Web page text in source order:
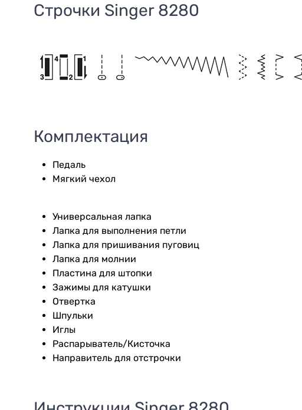
Строчки Singer 8280
Комплектация
Педаль
Мягкий чехол
Универсальная лапка
Лапка для выполнения петли
Лапка для пришивания пуговиц
Лапка для молнии
Пластина для штопки
Зажимы для катушки
Отвертка
Шпульки
Иглы
Распарыватель/Кисточка
Направитель для отстрочки